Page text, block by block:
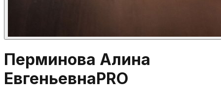
Перминова Алина
ЕвгеньевнаPRO